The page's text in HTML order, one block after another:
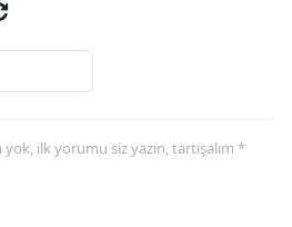
ilk yorumu siz yazın, tartışalım *